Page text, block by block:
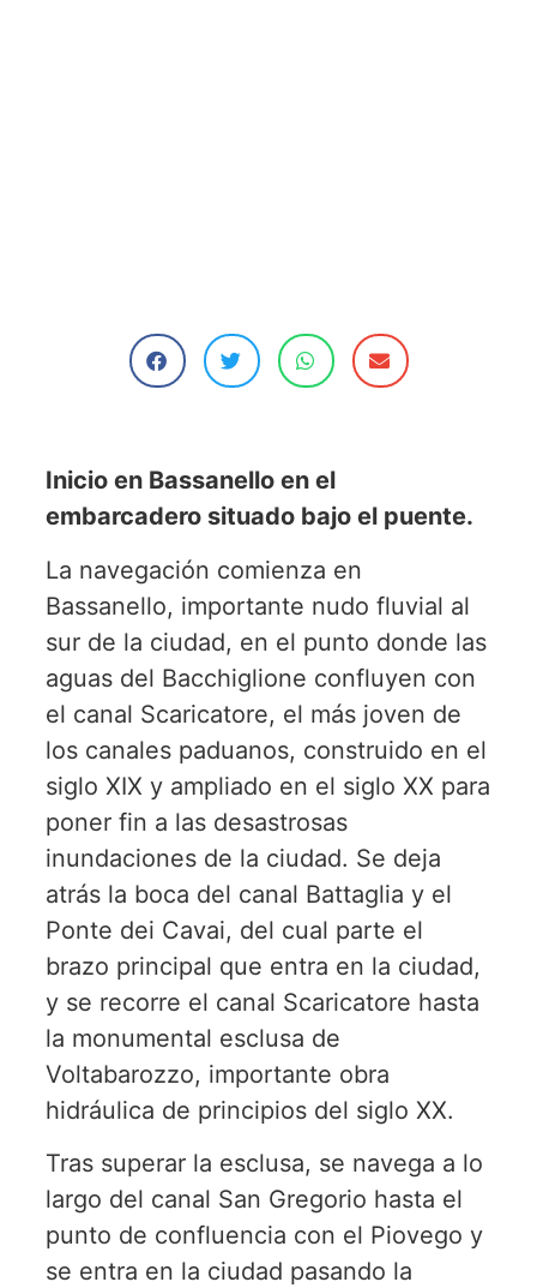
Inicio en Bassanello en el
embarcadero situado bajo el puente.
La navegación comienza en
Bassanello, importante nudo fluvial al
sur de la ciudad, en el punto donde las
aguas del Bacchiglione confluyen con
el canal Scaricatore, el más joven de
los canales paduanos, construido en el
siglo XIX y ampliado en el siglo XX para
poner fin a las desastrosas
inundaciones de la ciudad. Se deja
atrás la boca del canal Battaglia y el
Ponte dei Cavai, del cual parte el
brazo principal que entra en la ciudad,
y se recorre el canal Scaricatore hasta
la monumental esclusa de
Voltabarozzo, importante obra
hidráulica de principios del siglo XX.
Tras superar la esclusa, se navega a lo
largo del canal San Gregorio hasta el
punto de confluencia con el Piovego y
se entra en la ciudad pasando la